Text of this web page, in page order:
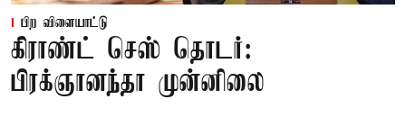
பிற விளையாட்டு
கிராண்ட் செஸ் தொடர்:
பிரக்ஞானந்தா முன்னிலை